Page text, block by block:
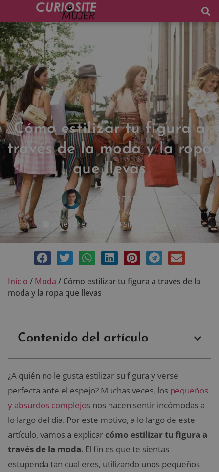
Cómo estilizar tu figura a
través de la moda y la ropa
que llevas
IVÁN FRESNEDA
diciembre 18, 2019 Sin comentarios
Inicio / Moda / Cómo estilizar tu figura a través de la
moda y la ropa que llevas
Contenido del artículo
¿A quién no le gusta estilizar su figura y verse
perfecta ante el espejo? Muchas veces, los pequeños
y absurdos complejos nos hacen sentir incómodas a
lo largo del día. Por este motivo, a lo largo de este
artículo, vamos a explicar cómo estilizar tu figura a
través de la moda. El fin es que te sientas
estupenda tan cual eres, utilizando unos pequeños